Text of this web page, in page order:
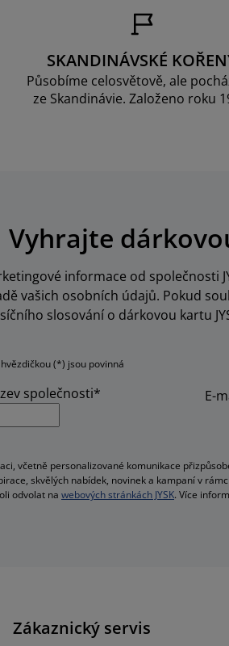
SKANDINÁVSKÉ
Působíme celosvětově, ale
ze Skandinávie. Založeno roku
Vyhrajte
informace od společnosti
vašich osobních údajů. Pokud
slosování o dárkovou kartu
(*) jsou povinná
společnosti* E-
včetně personalizované komunikace
skvělých nabídek, novinek a kampaní v
odvolat na webových stránkách JYSK. Více
Zákaznický servis